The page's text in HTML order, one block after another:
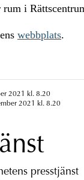
rum i
webbplats.
2021 kl. 8.20
2021 kl. 8.20
presstjänst